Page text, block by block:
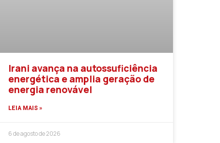
Irani avança na autossuficiência
energética e amplia geração de
energia renovável
LEIA MAIS »
6 de agosto de 2026